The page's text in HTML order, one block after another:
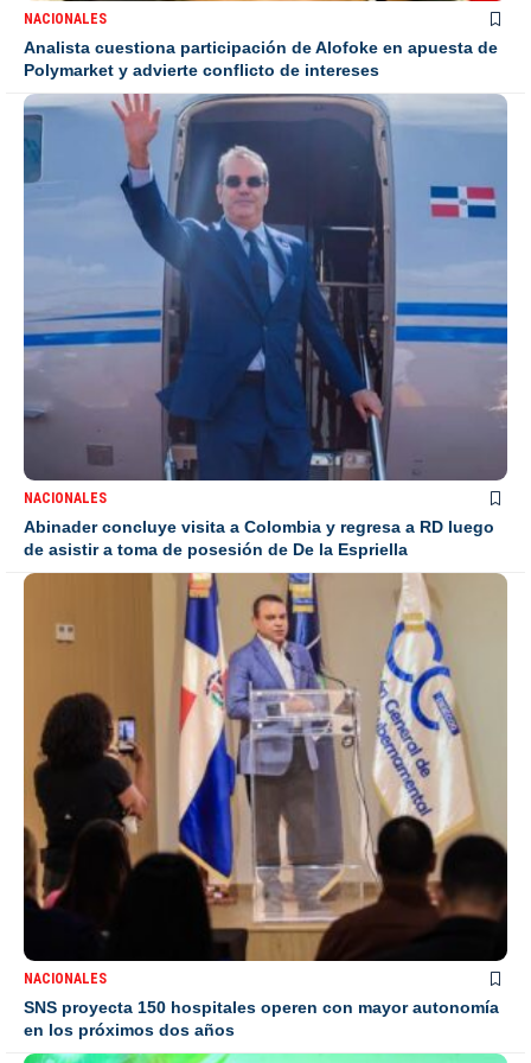
NACIONALES
Analista cuestiona participación de Alofoke en apuesta de
Polymarket y advierte conflicto de intereses
NACIONALES
Abinader concluye visita a Colombia y regresa a RD luego
de asistir a toma de posesión de De la Espriella
NACIONALES
SNS proyecta 150 hospitales operen con mayor autonomía
en los próximos dos años